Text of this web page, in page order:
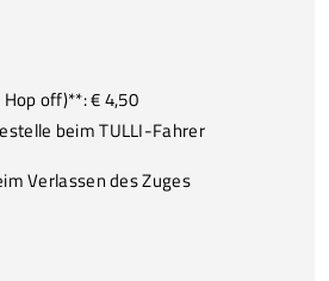
off)**: € 4,50
beim TULLI-Fahrer
Verlassen des Zuges